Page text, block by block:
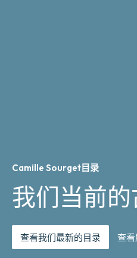
Camille Sourget目录
我们当前
查看我们最新的目录 查